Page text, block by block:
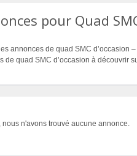
pour Quad
annonces de quad SMC d’occasion
de quad SMC d’occasion à découvrir
nous n'avons trouvé aucune annonce.